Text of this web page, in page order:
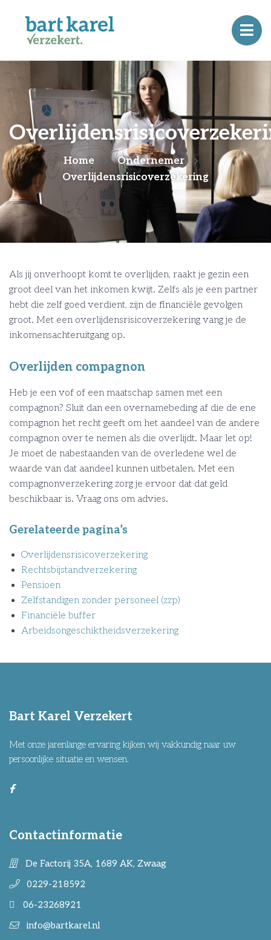
Home
Ondernemer
Overlijdensrisicoverzekering
Als jij onverhoopt komt te overlijden, raakt je gezin een
groot deel van het inkomen kwijt. Zelfs als je een partner
hebt die zelf goed verdient, zijn de financiële gevolgen
groot. Met een overlijdensrisicoverzekering vang je de
inkomensachteruitgang op.
Overlijden compagnon
Heb je een vof of een maatschap samen met een
compagnon? Sluit dan een overnamebeding af die de ene
compagnon het recht geeft om het aandeel van de andere
compagnon over te nemen als die overlijdt. Maar let op!
Je moet de nabestaanden van de overledene wel de
waarde van dat aandeel kunnen uitbetalen. Met een
compagnonverzekering zorg je ervoor dat dat geld
beschikbaar is. Vraag ons om advies.
Gerelateerde pagina’s
Overlijdensrisicoverzekering
Rechtsbijstandverzekering
Pensioen
Zelfstandigen zonder personeel (zzp)
Financiële buffer
Arbeidsongeschiktheidsverzekering
Bart Karel Verzekert
Met onze jarenlange ervaring kijken wij vakkundig naar uw
persoonlijke situatie en wensen.
Contactinformatie
De Factorij 35A, 1689 AK, Zwaag
0229-218592
06-23268921
info@bartkarel.nl